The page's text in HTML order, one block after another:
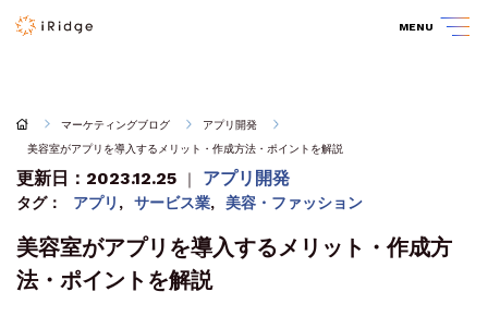
MENU
マーケティングブログ
アプリ開発
美容室がアプリを導入するメリット・作成方法・ポイントを解説
更新日：2023.12.25 ｜ アプリ開発
タグ： アプリ , サービス業, 美容・ファッション
美容室がアプリを導入するメリット・作成方
法・ポイントを解説